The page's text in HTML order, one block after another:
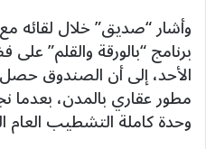
وأشار “صديق” خلال لقائه
الأحد، إلى أن الصندوق
وحدة كاملة التشطيب العام